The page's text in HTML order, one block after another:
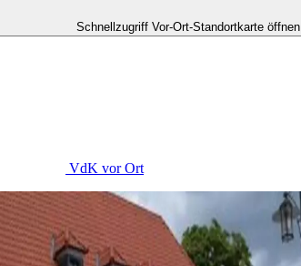
Schnellzugriff Vor-Ort-Standortkarte öffnen
VdK vor Ort